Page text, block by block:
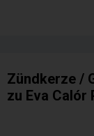
Zündkerze /
zu Eva Calór